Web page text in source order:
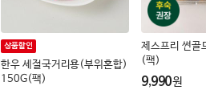
한우 세절국거리용(부위혼합)
150G(팩)
상품할인
제스프리 썬
(팩)
9,990원